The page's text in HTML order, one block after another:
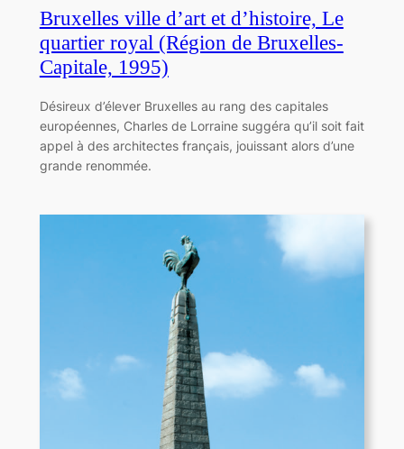
Bruxelles ville d’art et d’histoire, Le
quartier royal (Région de Bruxelles-
Capitale, 1995)
Désireux d’élever Bruxelles au rang des capitales
européennes, Charles de Lorraine suggéra qu’il soit fait
appel à des architectes français, jouissant alors d’une
grande renom­mée.